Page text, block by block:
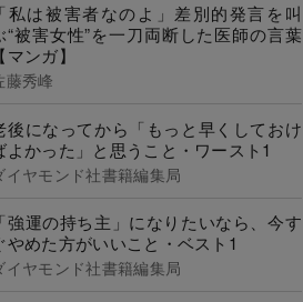
「私は被害者なのよ」差別的発言を叫
“被害女性”を一刀両断した医師の言葉
【マンガ】
藤秀峰
後になってから「もっと早くしておけ
よかった」と思うこと・ワースト1
イヤモンド社書籍編集局
「強運の持ち主」になりたいなら、今す
やめた方がいいこと・ベスト1
イヤモンド社書籍編集局